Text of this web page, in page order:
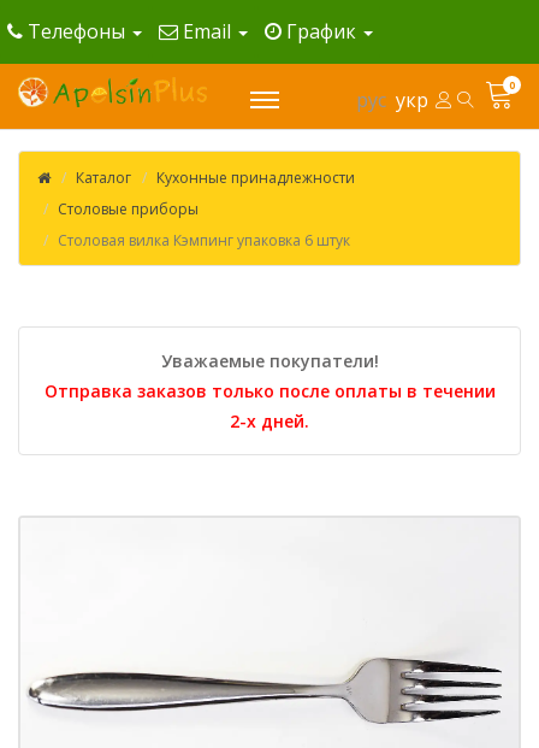
Телефоны Email График
рус укр
0
Каталог
Кухонные принадлежности
Столовые приборы
Столовая вилка Кэмпинг упаковка 6 штук
Уважаемые покупатели!
Отправка заказов только после оплаты в течении
2-х дней.